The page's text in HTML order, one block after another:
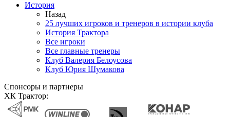
История
Назад
25 лучших игроков и тренеров в истории клуба
История Трактора
Все игроки
Все главные тренеры
Клуб Валерия Белоусова
Клуб Юрия Шумакова
Спонсоры и партнеры
ХК Трактор: